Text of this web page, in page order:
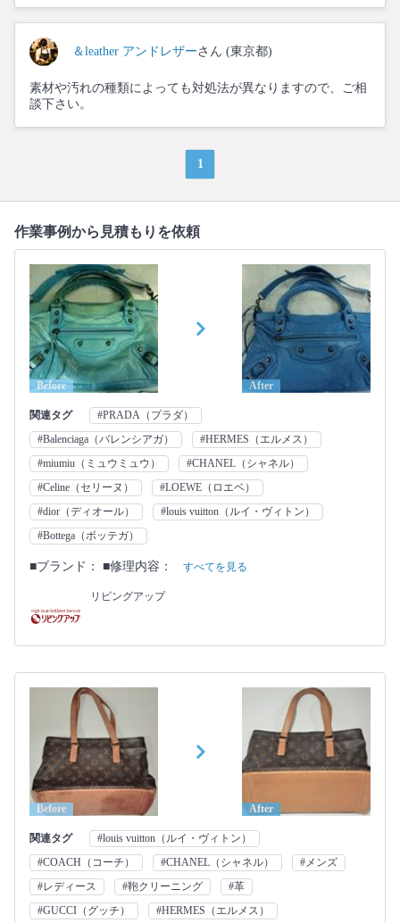
＆leather アンドレザー さん (東京都)
素材や汚れの種類によっても対処法が異なりますので、ご相
談下さい。
1
作業事例から見積もりを依頼
Before After
関連タグ
#PRADA（プラダ）
#Balenciaga（バレンシアガ）
#HERMES（エルメス）
#miumiu（ミュウミュウ）
#CHANEL（シャネル）
#Celine（セリーヌ）
#LOEWE（ロエベ）
#dior（ディオール）
#louis vuitton（ルイ・ヴィトン）
#Bottega（ボッテガ）
■ブランド： ■修理内容： すべてを見る
リビングアップ
Before After
関連タグ
#louis vuitton（ルイ・ヴィトン）
#COACH（コーチ）
#CHANEL（シャネル）
#メンズ
#レディース
#鞄クリーニング
#革
#GUCCI（グッチ）
#HERMES（エルメス）